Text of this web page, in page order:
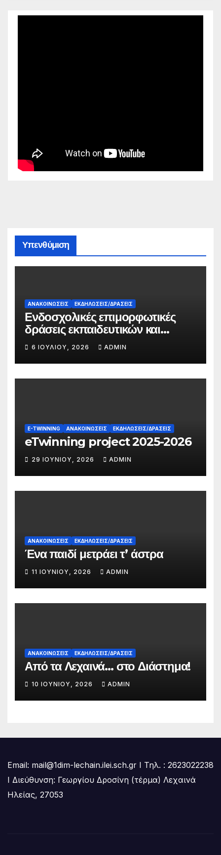
Υπενθύμιση
ΑΝΑΚΟΙΝΏΣΕΙΣ ΕΚΔΗΛΏΣΕΙΣ/ΔΡΆΣΕΙΣ
Ενδοσχολικές επιμορφωτικές
δράσεις εκπαιδευτικών και
γονέων
6 ΙΟΥΛΊΟΥ, 2026 ADMIN
E-TWINNING ΑΝΑΚΟΙΝΏΣΕΙΣ ΕΚΔΗΛΏΣΕΙΣ/ΔΡΆΣΕΙΣ
eTwinning project 2025-2026
29 ΙΟΥΝΊΟΥ, 2026 ADMIN
ΑΝΑΚΟΙΝΏΣΕΙΣ ΕΚΔΗΛΏΣΕΙΣ/ΔΡΆΣΕΙΣ
Ένα παιδί μετράει τ’ άστρα
11 ΙΟΥΝΊΟΥ, 2026 ADMIN
ΑΝΑΚΟΙΝΏΣΕΙΣ ΕΚΔΗΛΏΣΕΙΣ/ΔΡΆΣΕΙΣ
Από τα Λεχαινά… στο Διάστημα!
10 ΙΟΥΝΊΟΥ, 2026 ADMIN
Email: mail@1dim-lechain.ilei.sch.gr Ι Τηλ. : 2623022238
Ι Διεύθυνση: Γεωργίου Δροσίνη (τέρμα) Λεχαινά
Ηλείας, 27053